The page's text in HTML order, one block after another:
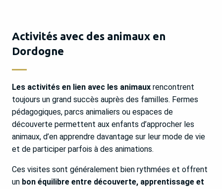
Activités avec des animaux en
Dordogne
Les activités en lien avec les animaux rencontrent
toujours un grand succès auprès des familles. Fermes
pédagogiques, parcs animaliers ou espaces de
découverte permettent aux enfants d’approcher les
animaux, d’en apprendre davantage sur leur mode de vie
et de participer parfois à des animations.
Ces visites sont généralement bien rythmées et offrent
un bon équilibre entre découverte, apprentissage et